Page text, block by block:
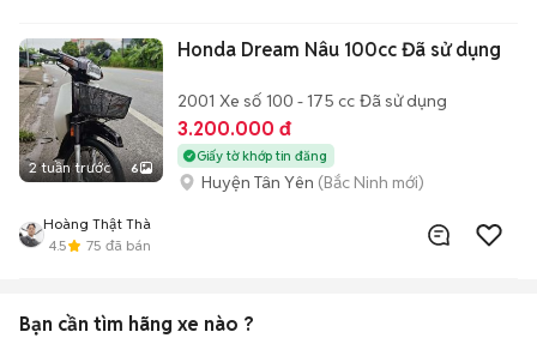
2 tuần trước 6
Honda Dream Nâu 100cc Đã sử dụng
2001 Xe số 100 - 175 cc Đã sử dụng
3.200.000 đ
Giấy tờ khớp tin đăng
Huyện Tân Yên (Bắc Ninh mới)
Hoàng Thật Thà
4.5
75 đã bán
Bạn cần tìm hãng xe nào ?